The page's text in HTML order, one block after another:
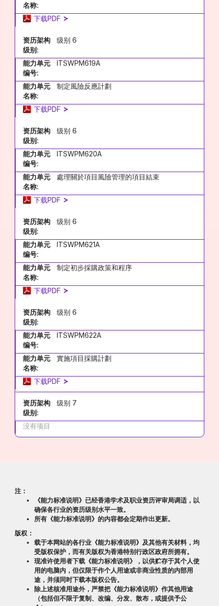
名称:
下载PDF
资历架构
级别:
级别 6
能力单元
编号:
ITSWPM619A
能力单元
名称:
制定風險反應計劃
下载PDF
资历架构
级别:
级别 6
能力单元
编号:
ITSWPM620A
能力单元
名称:
處理關於項目風險管理的項目結束
下载PDF
资历架构
级别:
级别 6
能力单元
编号:
ITSWPM621A
能力单元
名称:
制定初步採購政策和程序
下载PDF
资历架构
级别:
级别 6
能力单元
编号:
ITSWPM622A
能力单元
名称:
實施項目採購計劃
下载PDF
资历架构
级别:
级别 7
没有项目
注：
《能力标准说明》已经香港学术及职业资历评审局调适，以
确保各行业的资历级别水平一致。
所有《能力标准说明》的内容都会定期作出更新。
版权：
载于本网站的各行业《能力标准说明》及其他有关材料，均
受版权保护，而有关版权为香港特别行政区政府所拥有。
现准许使用者下载《能力标准说明》，以供贮存于其个人使
用的电脑内，但仅限于作个人用途或非商业性质的内部用
途，并须同时下载本版权公告。
除上述核准用途外，严禁把《能力标准说明》作其他用途
（包括但不限于复制、改编、分发、散布，或提供予公